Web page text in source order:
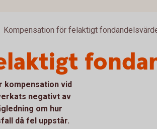
Kompensation för felaktigt
kompensation vid
negativt av
om hur
då fel uppstår.